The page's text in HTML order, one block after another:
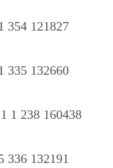
354 121827
335 132660
1 238 160438
336 132191